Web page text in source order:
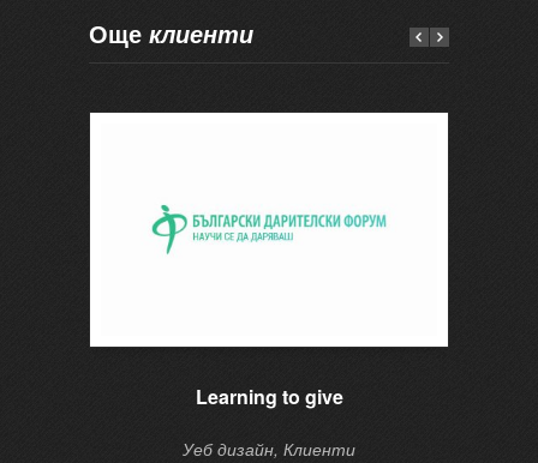
Още клиенти
Learning to give
Уеб дизайн, Клиенти